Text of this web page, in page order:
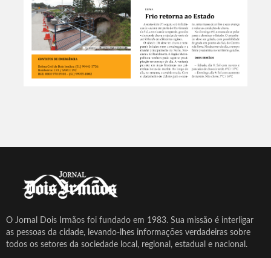
O Jornal Dois Irmãos foi fundado em 1983. Sua missão é interligar
as pessoas da cidade, levando-lhes informações verdadeiras sobre
todos os setores da sociedade local, regional, estadual e nacional.